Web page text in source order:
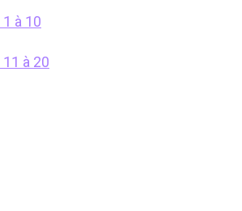
à 10
à 20